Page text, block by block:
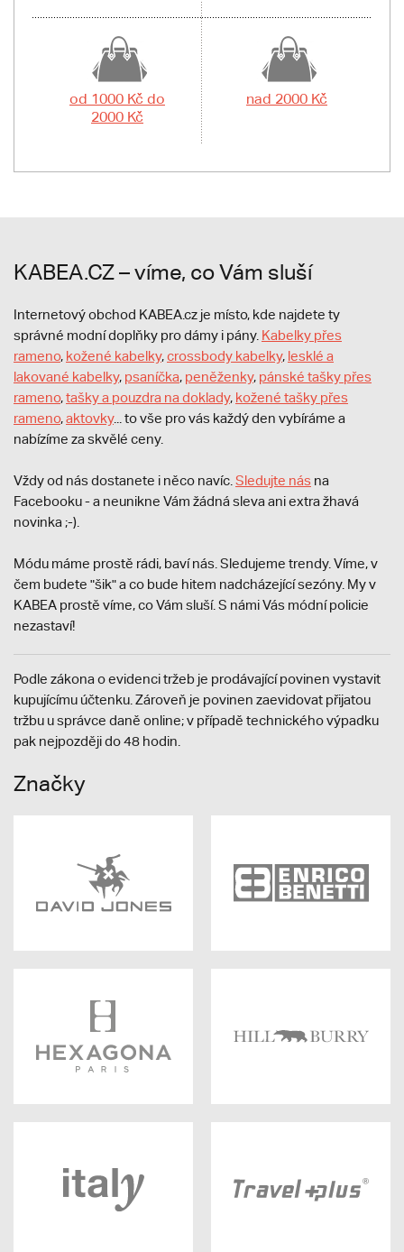
od 1000 Kč do
2000 Kč
nad 2000 Kč
KABEA.CZ – víme, co Vám sluší
Internetový obchod KABEA.cz je místo, kde najdete ty
správné modní doplňky pro dámy i pány. Kabelky přes
rameno, kožené kabelky,crossbody kabelky, lesklé a
lakované kabelky, psaníčka, peněženky, pánské tašky přes
rameno,tašky a pouzdra na doklady, kožené tašky přes
rameno,aktovky... to vše pro vás každý den vybíráme a
nabízíme za skvělé ceny.
Vždy od nás dostanete i něco navíc. Sledujte nás na
Facebooku - a neunikne Vám žádná sleva ani extra žhavá
novinka ;-).
Módu máme prostě rádi, baví nás. Sledujeme trendy. Víme, v
čem budete "šik" a co bude hitem nadcházející sezóny. My v
KABEA prostě víme, co Vám sluší. S námi Vás módní policie
nezastaví!
Podle zákona o evidenci tržeb je prodávající povinen vystavit
kupujícímu účtenku. Zároveň je povinen zaevidovat přijatou
tržbu u správce daně online; v případě technického výpadku
pak nejpozději do 48 hodin.
Značky